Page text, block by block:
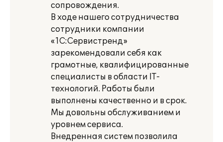
сопровождения.
В ходе нашего сотрудничества
сотрудники компании
«1С:Сервистренд»
зарекомендовали себя как
грамотные, квалифицированные
специалисты в области IT-
технологий. Работы были
выполнены качественно и в срок.
Мы довольны обслуживанием и
уровнем сервиса.
Внедренная систем позволила